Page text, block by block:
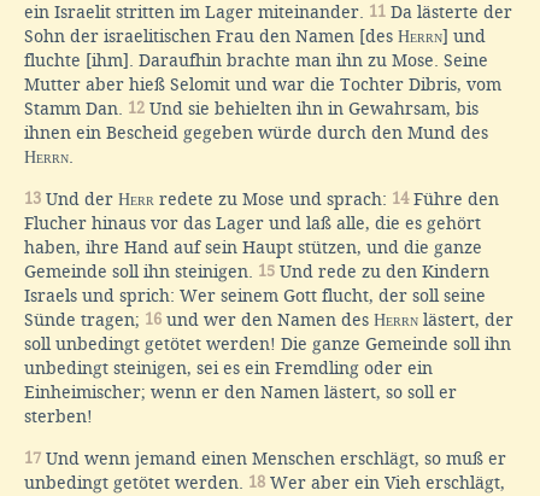
ein Israelit stritten im Lager miteinander. 11 Da lästerte der
Sohn der israelitischen Frau den Namen [des Herrn] und
fluchte [ihm]. Daraufhin brachte man ihn zu Mose. Seine
Mutter aber hieß Selomit und war die Tochter Dibris, vom
Stamm Dan. 12 Und sie behielten ihn in Gewahrsam, bis
ihnen ein Bescheid gegeben würde durch den Mund des
Herrn
13 Und der Herr redete zu Mose und sprach: 14Führe den
Flucher hinaus vor das Lager und laß alle, die es gehört
haben, ihre Hand auf sein Haupt stützen, und die ganze
Gemeinde soll ihn steinigen. 15 Und rede zu den Kindern
Israels und sprich: Wer seinem Gott flucht, der soll seine
Sünde tragen; 16 und wer den Namen des Herrn lästert, der
soll unbedingt getötet werden! Die ganze Gemeinde soll ihn
unbedingt steinigen, sei es ein Fremdling oder ein
Einheimischer; wenn er den Namen lästert, so soll er
sterben!
17 Und wenn jemand einen Menschen erschlägt, so muß er
unbedingt getötet werden. 18 Wer aber ein Vieh erschlägt,